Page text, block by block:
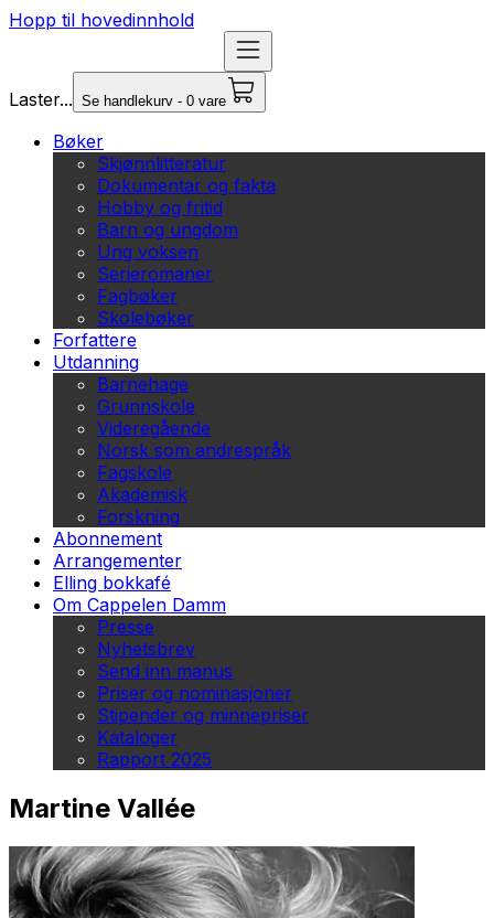
Hopp til hovedinnhold
Laster... Se handlekurv - 0 vare
Bøker
Skjønnlitteratur
Dokumentar og fakta
Hobby og fritid
Barn og ungdom
Ung voksen
Serieromaner
Fagbøker
Skolebøker
Forfattere
Utdanning
Barnehage
Grunnskole
Videregående
Norsk som andrespråk
Fagskole
Akademisk
Forskning
Abonnement
Arrangementer
Elling bokkafé
Om Cappelen Damm
Presse
Nyhetsbrev
Send inn manus
Priser og nominasjoner
Stipender og minnepriser
Kataloger
Rapport 2025
Martine Vallée